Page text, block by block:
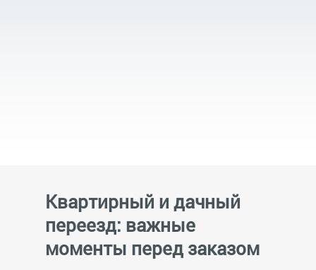
Квартирный и дачный
переезд: важные
моменты перед заказом